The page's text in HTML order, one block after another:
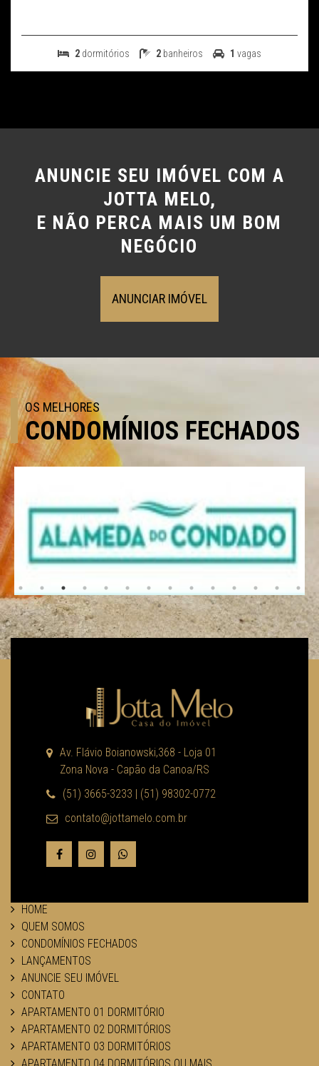
2 dormitórios 2 banheiros 1 vagas
ANUNCIE SEU IMÓVEL COM A
JOTTA MELO,
E NÃO PERCA MAIS UM BOM
NEGÓCIO
ANUNCIAR IMÓVEL
OS MELHORES
CONDOMÍNIOS FECHADOS
Av. Flávio Boianowski,368 - Loja 01
Zona Nova - Capão da Canoa/RS
(51) 3665-3233 | (51) 98302-0772
contato@jottamelo.com.br
HOME
QUEM SOMOS
CONDOMÍNIOS FECHADOS
LANÇAMENTOS
ANUNCIE SEU IMÓVEL
CONTATO
APARTAMENTO 01 DORMITÓRIO
APARTAMENTO 02 DORMITÓRIOS
APARTAMENTO 03 DORMITÓRIOS